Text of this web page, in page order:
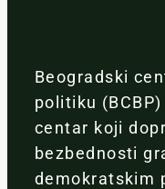
Beogradski
politiku
centar koji
bezbednosti
demokratskim